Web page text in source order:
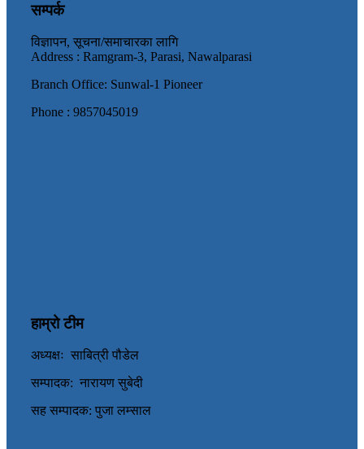
सम्पर्क
विज्ञापन, सूचना/समाचारका लागि
Address : Ramgram-3, Parasi, Nawalparasi
Branch Office: Sunwal-1 Pioneer
Phone : 9857045019
हाम्रो टीम
अध्यक्षः साबित्री पौडेल
सम्पादक: नारायण सुबेदी
सह सम्पादक: पुजा लम्साल